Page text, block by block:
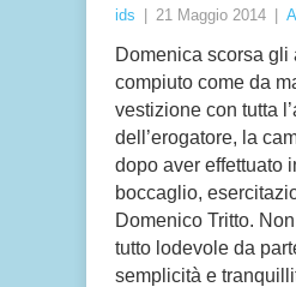
ids 21 Maggio 2014
Domenica scorsa
compiuto come da
vestizione con tutta
dell’erogatore, la
dopo aver effettuato
boccaglio,
Domenico Tritto.
tutto lodevole da
semplicità e